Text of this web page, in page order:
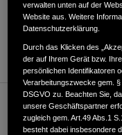
WEBSITE
Verkauf /
verwalten unten auf der
Website aus. Weitere
Datenschutzerklärung.
Durch das Klicken des
der auf Ihrem Gerät bzw.
persönlichen Identifikatoren
Verarbeitungszwecke gem.
DSGVO zu. Beachten Sie,
unsere Geschäftspartner
zugleich gem. Art.49 Abs.1
besteht dabei insbesondere